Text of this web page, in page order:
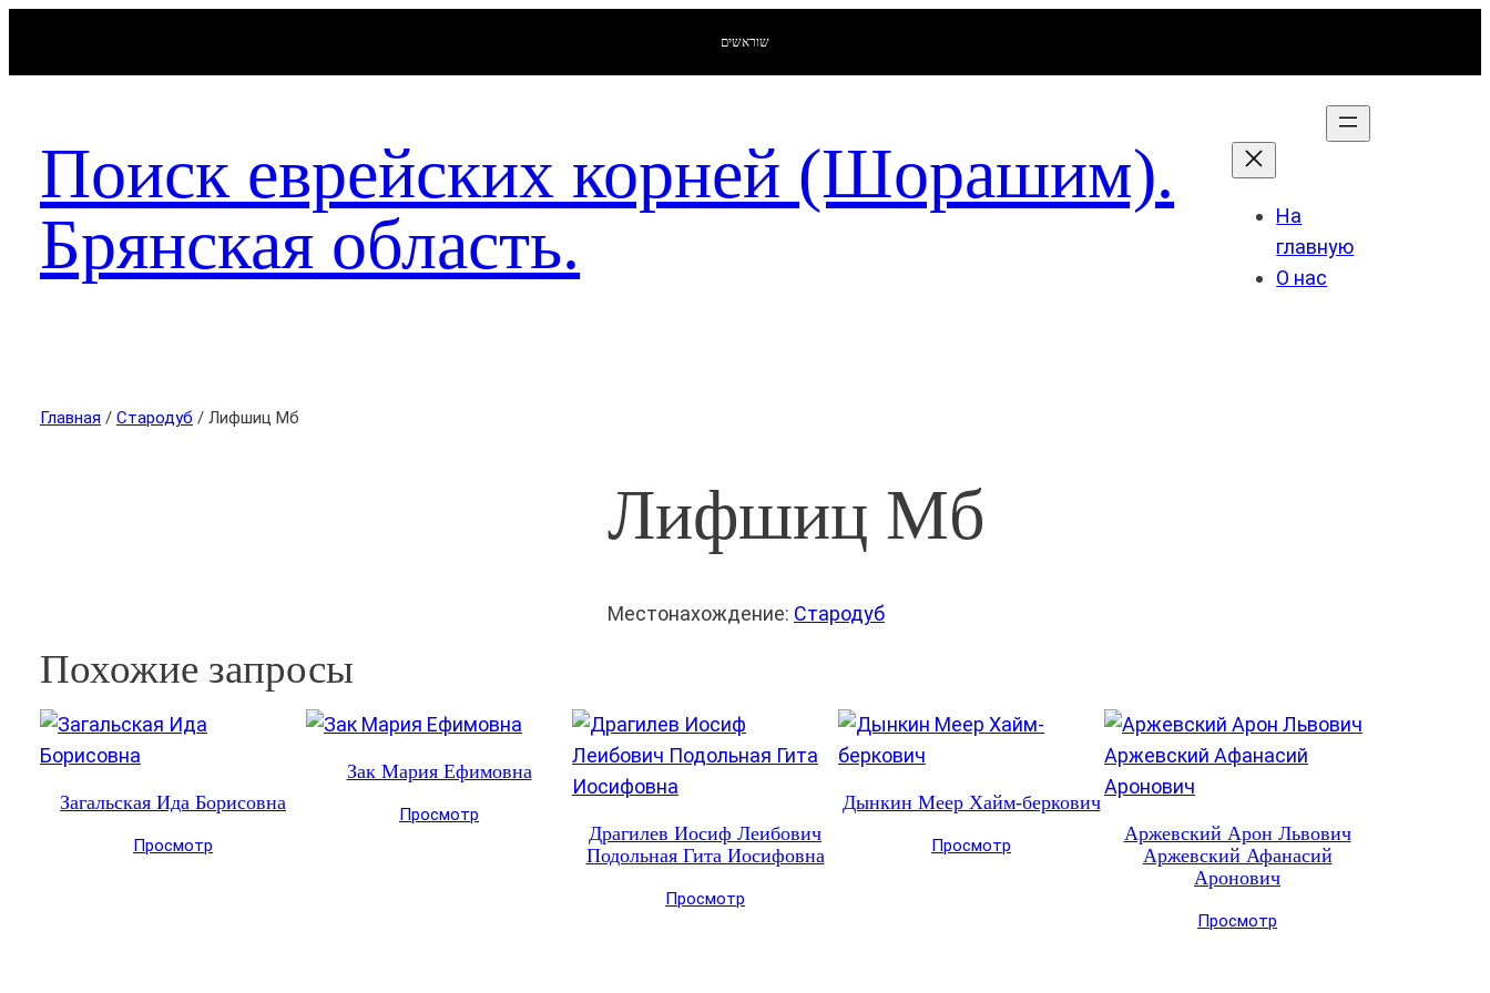
שוראשים
Поиск еврейских корней (Шорашим).
Брянская область.
На
главную
О нас
Главная / Стародуб / Лифшиц Мб
Лифшиц Мб
Местонахождение: Стародуб
Похожие запросы
Загальская Ида Борисовна
Просмотр
Зак Мария Ефимовна
Просмотр
Драгилев Иосиф Леибович
Подольная Гита Иосифовна
Просмотр
Дынкин Меер Хайм-беркович
Просмотр
Аржевский Арон Львович
Аржевский Афанасий
Аронович
Просмотр